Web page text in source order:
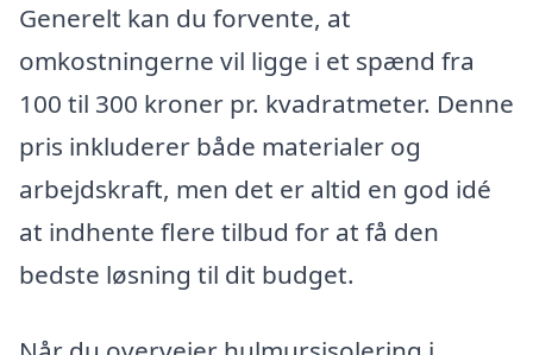
Generelt kan du forvente, at
omkostningerne vil ligge i et spænd fra
100 til 300 kroner pr. kvadratmeter. Denne
pris inkluderer både materialer og
arbejdskraft, men det er altid en god idé
at indhente flere tilbud for at få den
bedste løsning til dit budget.